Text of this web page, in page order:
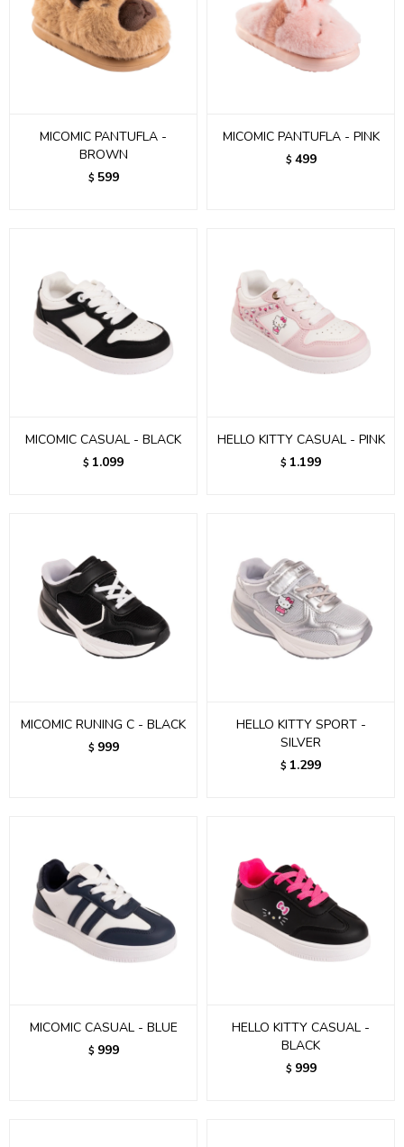
MICOMIC PANTUFLA -
BROWN
$ 599
MICOMIC PANTUFLA - PINK
$ 499
MICOMIC CASUAL - BLACK
$ 1.099
HELLO KITTY CASUAL - PINK
$ 1.199
MICOMIC RUNING C - BLACK
$ 999
HELLO KITTY SPORT -
SILVER
$ 1.299
MICOMIC CASUAL - BLUE
$ 999
HELLO KITTY CASUAL -
BLACK
$ 999